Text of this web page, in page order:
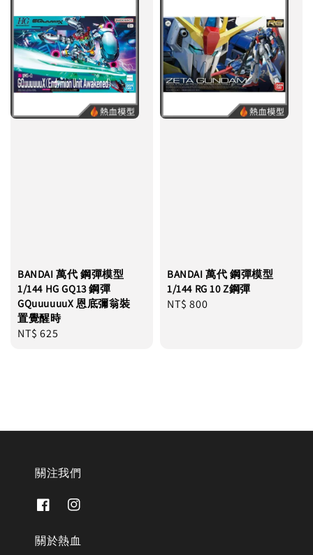
BANDAI 萬代 鋼彈模型
1/144 HG GQ13 鋼彈
GQuuuuuuX 恩底彌翁裝
置覺醒時
Regular
NT$ 625
BANDAI 萬代 鋼彈模型
1/144 RG 10 Z鋼彈
Regular
NT$ 800
關注我們
關於熱血